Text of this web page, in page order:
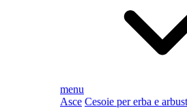
menu
Asce Cesoie per erba e